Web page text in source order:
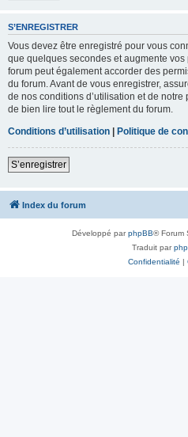
S’ENREGISTRER
Vous devez être enregistré pour vous
que quelques secondes et augmente vos
forum peut également accorder des
du forum. Avant de vous enregistrer,
de nos conditions d’utilisation et de
de bien lire tout le règlement du forum.
Conditions d’utilisation | Politique de
S’enregistrer
Index du forum
Développé parphpBB® Forum
Traduit par
Confidentialité |